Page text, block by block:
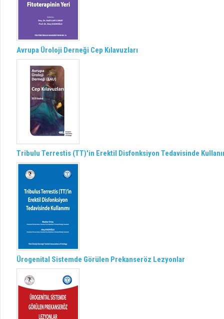
Avrupa Üroloji Derneği Cep Kılavuzları
Tribulu Terrestis (TT)'in Erektil Disfonksiyon Tedavisinde
Ürogenital Sistemde Görülen Prekanseröz Lezyonlar